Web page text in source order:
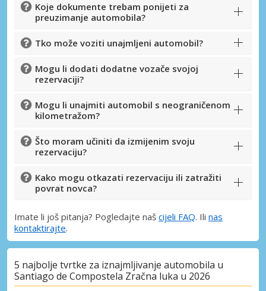
Koje dokumente trebam ponijeti za
preuzimanje automobila?
Tko može voziti unajmljeni automobil?
Mogu li dodati dodatne vozače svojoj
rezervaciji?
Mogu li unajmiti automobil s neograničenom
kilometražom?
Što moram učiniti da izmijenim svoju
rezervaciju?
Kako mogu otkazati rezervaciju ili zatražiti
povrat novca?
Imate li još pitanja? Pogledajte naš cijeli FAQ. Ili nas
kontaktirajte.
5 najbolje tvrtke za iznajmljivanje automobila u
Santiago de Compostela Zračna luka u 2026